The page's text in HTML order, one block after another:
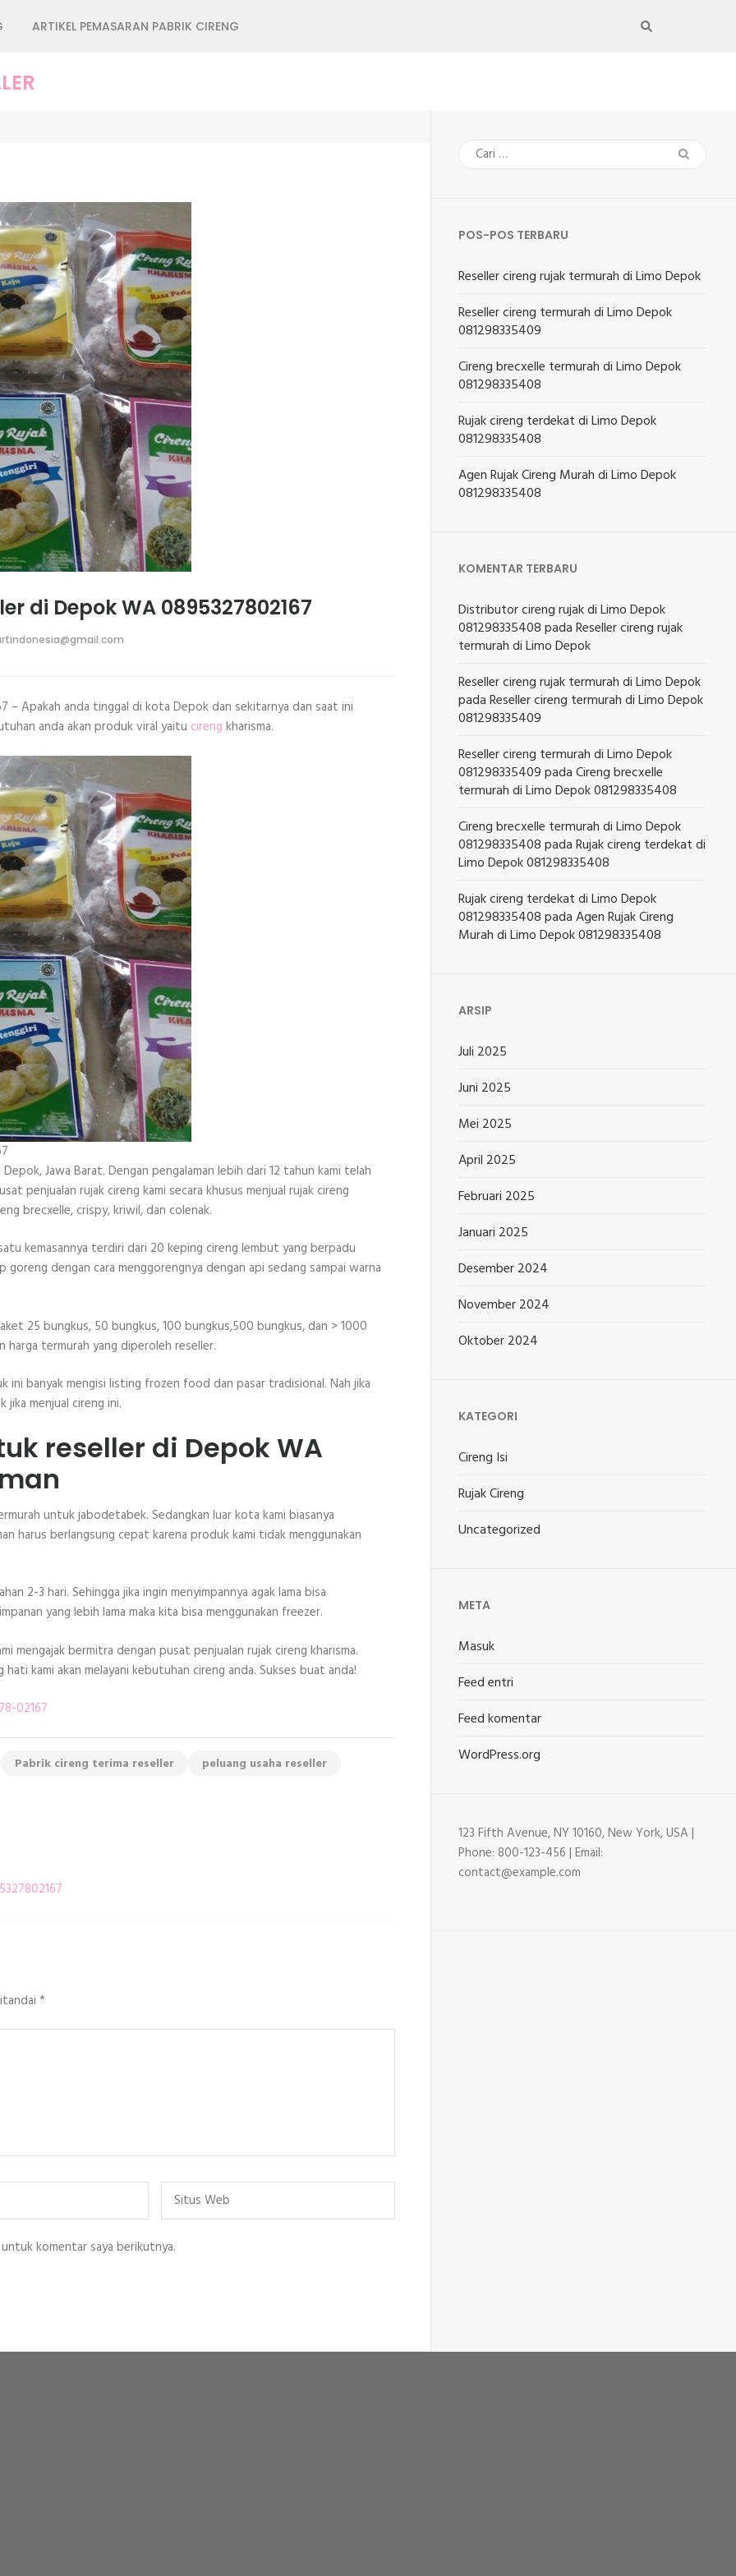
ARTIKEL PEMASARAN PABRIK CIRENG
di Depok WA 0895327802167
– Apakah anda tinggal di kota Depok dan sekitarnya dan saat ini
anda akan produk viral yaitu cireng kharisma.
Jawa Barat. Dengan pengalaman lebih dari 12 tahun kami telah
penjualan rujak cireng kami secara khusus menjual rujak cireng
brecxelle, crispy, kriwil, dan colenak.
kemasannya terdiri dari 20 keping cireng lembut yang berpadu
goreng dengan cara menggorengnya dengan api sedang sampai warna
25 bungkus, 50 bungkus, 100 bungkus,500 bungkus, dan > 1000
harga termurah yang diperoleh reseller.
ini banyak mengisi listing frozen food dan pasar tradisional. Nah jika
jika menjual cireng ini.
reseller di Depok WA
untuk jabodetabek. Sedangkan luar kota kami biasanya
harus berlangsung cepat karena produk kami tidak menggunakan
2-3 hari. Sehingga jika ingin menyimpannya agak lama bisa
yang lebih lama maka kita bisa menggunakan freezer.
mengajak bermitra dengan pusat penjualan rujak cireng kharisma.
kami akan melayani kebutuhan cireng anda. Sukses buat anda!
02167
Pabrik cireng terima reseller
peluang usaha reseller
*
Situs
Web
komentar saya berikutnya.
Cari
untuk:
POS-POS TERBARU
Reseller cireng rujak termurah di Limo Depok
Reseller cireng termurah di Limo Depok
081298335409
Cireng brecxelle termurah di Limo Depok
081298335408
Rujak cireng terdekat di Limo Depok
081298335408
Agen Rujak Cireng Murah di Limo Depok
081298335408
KOMENTAR TERBARU
Distributor cireng rujak di Limo Depok
081298335408padaReseller cireng rujak
termurah di Limo Depok
Reseller cireng rujak termurah di Limo Depok
padaReseller cireng termurah di Limo Depok
081298335409
Reseller cireng termurah di Limo Depok
081298335409padaCireng brecxelle
termurah di Limo Depok 081298335408
Cireng brecxelle termurah di Limo Depok
081298335408padaRujak cireng terdekat di
Limo Depok 081298335408
Rujak cireng terdekat di Limo Depok
081298335408padaAgen Rujak Cireng
Murah di Limo Depok 081298335408
ARSIP
Juli 2025
Juni 2025
Mei 2025
April 2025
Februari 2025
Januari 2025
Desember 2024
November 2024
Oktober 2024
KATEGORI
Cireng Isi
Rujak Cireng
Uncategorized
META
Masuk
Feed entri
Feed komentar
WordPress.org
123 Fifth Avenue, NY 10160, New York, USA |
Phone: 800-123-456 | Email:
contact@example.com